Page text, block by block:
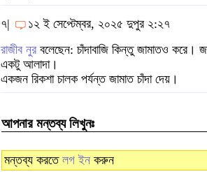
৭|
১২ ই সেপ্টেম্বর, ২০২৫ দুপুর ২:২৭
রাজীব নুর বলেছেন: চাঁদাবাজি কিন্তু জামাতও করে।
একটু আলাদা।
একজন রিকশা চালক পর্যন্ত জামাত চাঁদা দেয়।
আপনার মন্তব্য লিখুনঃ
মন্তব্য করতে লগ ইন করুন